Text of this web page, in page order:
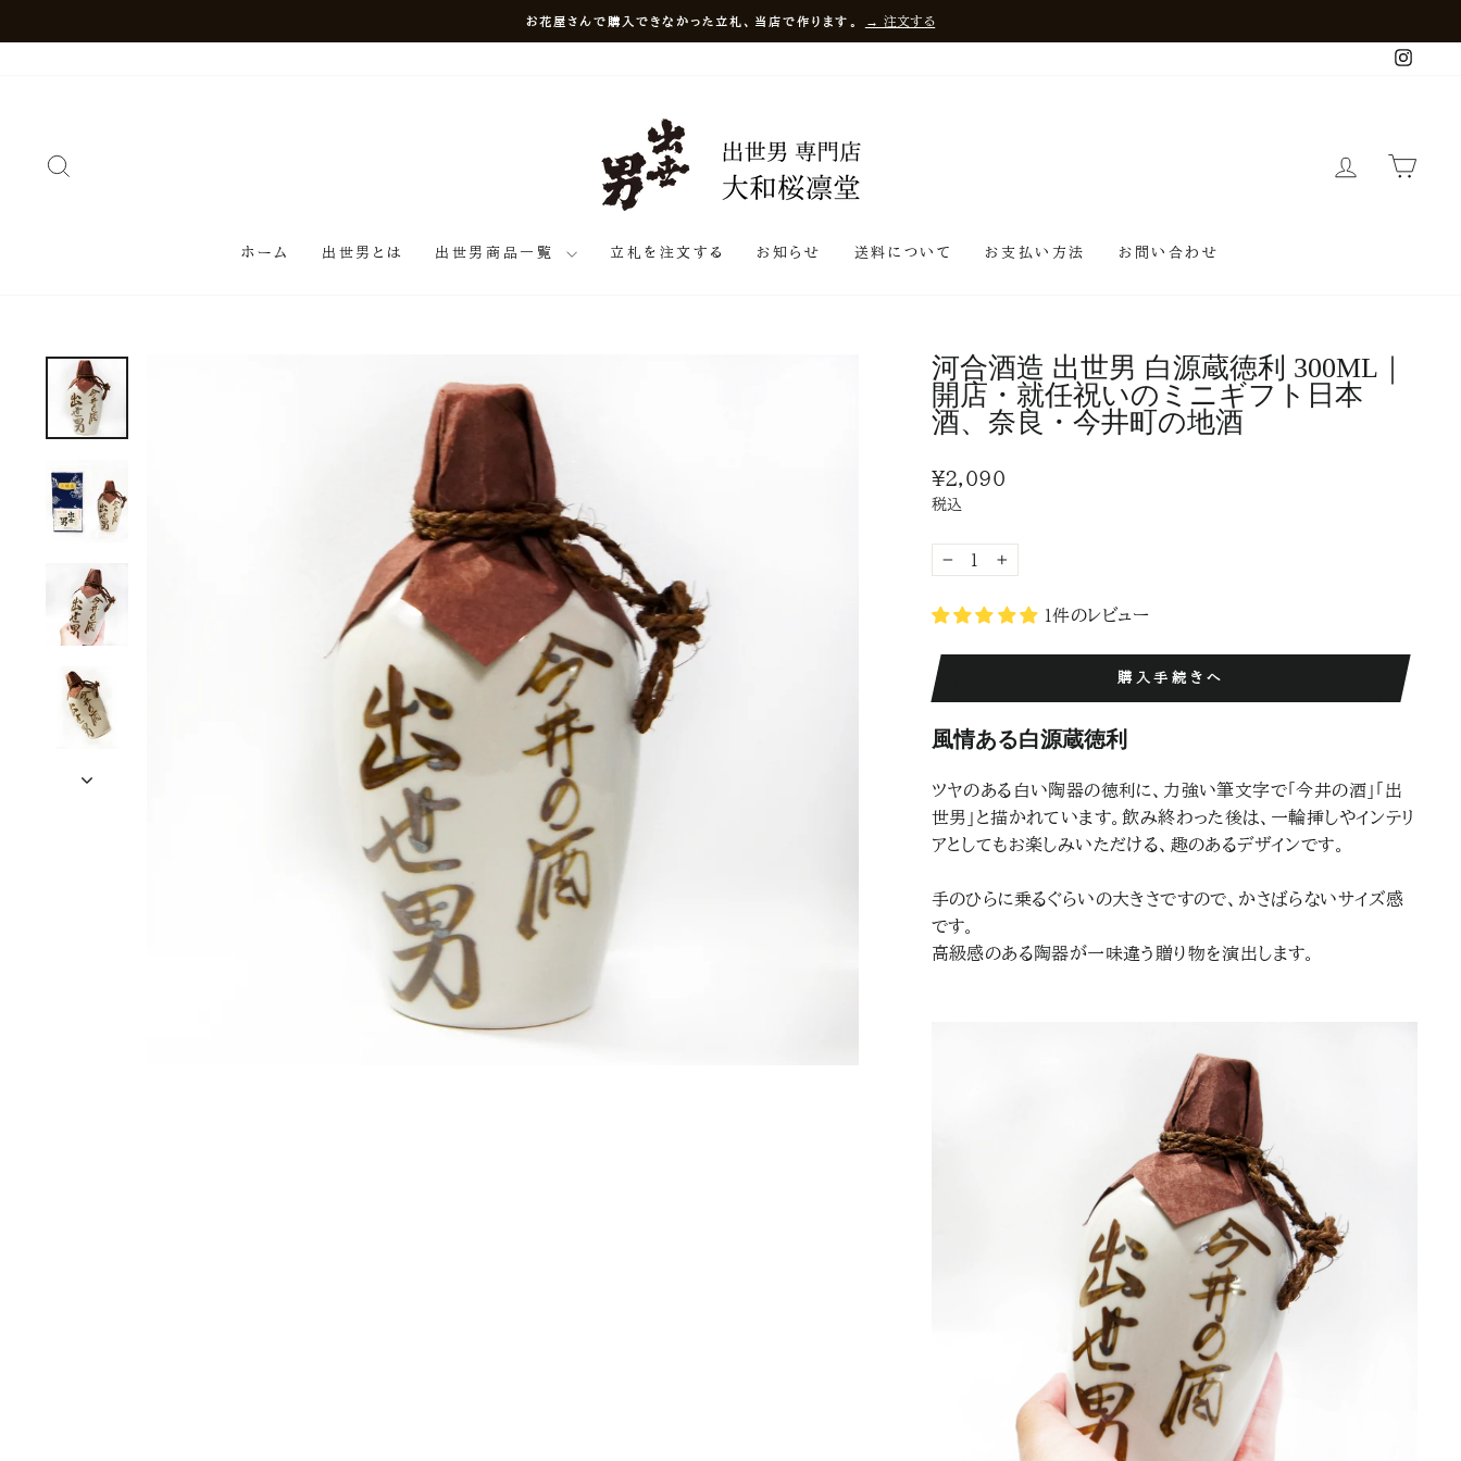
奈良県橿原市今井町の老舗酒蔵「河合酒造」の日本酒「出世男」公式オンラインショップ
ログイン
ホーム 出世男とは 出世男商品一覧 立札を注文する お知らせ 送料について お支払い方法 お問い合わせ
河合酒造 出世男 白源蔵徳利 300ML｜
開店・就任祝いのミニギフト日本
酒、奈良・今井町の地酒
¥2,090
税込
− +
1件のレビュー
購入手続きへ
風情ある白源蔵徳利
ツヤのある白い陶器の徳利に、力強い筆文字で「今井の酒」「出
世男」と描かれています。飲み終わった後は、一輪挿しやインテリ
アとしてもお楽しみいただける、趣のあるデザインです。
手のひらに乗るぐらいの大きさですので、かさばらないサイズ感
です。
高級感のある陶器が一味違う贈り物を演出します。